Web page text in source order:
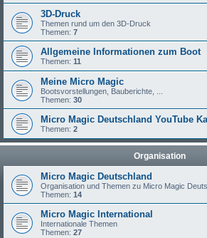
3D-Druck
Themen rund um den 3D-Druck
Themen: 7
Allgemeine Informationen zum Boot
Themen: 11
Meine Micro Magic
Bootsvorstellungen, Bauberichte, ...
Themen: 30
Micro Magic Deutschland YouTube
Themen: 2
Organisation
Micro Magic Deutschland
Organisation und Themen zu Micro Magic
Themen: 14
Micro Magic International
Internationale Themen
Themen: 27